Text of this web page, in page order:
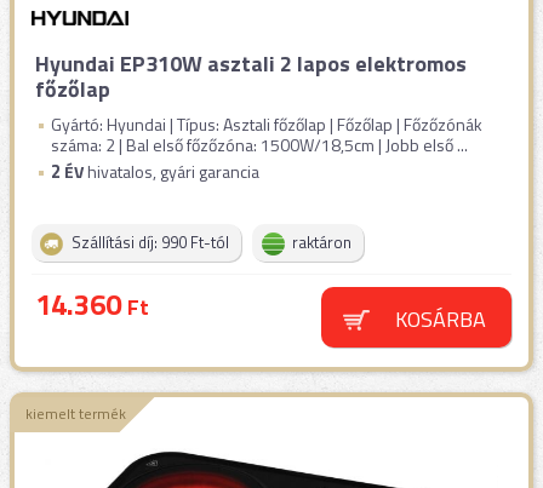
Hyundai EP310W asztali 2 lapos elektromos
főzőlap
Gyártó: Hyundai | Típus: Asztali főzőlap | Főzőlap | Főzőzónák
száma: 2 | Bal első főzőzóna: 1500W/18,5cm | Jobb első ...
2 ÉVhivatalos, gyári garancia
Szállítási díj: 990 Ft-tól raktáron
14.360Ft KOSÁRBA
kiemelt termék